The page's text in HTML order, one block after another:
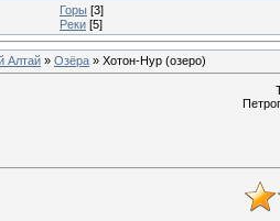
Горы [3]
Реки [5]
Алтай » Озёра » Хотон-Нур (озеро)